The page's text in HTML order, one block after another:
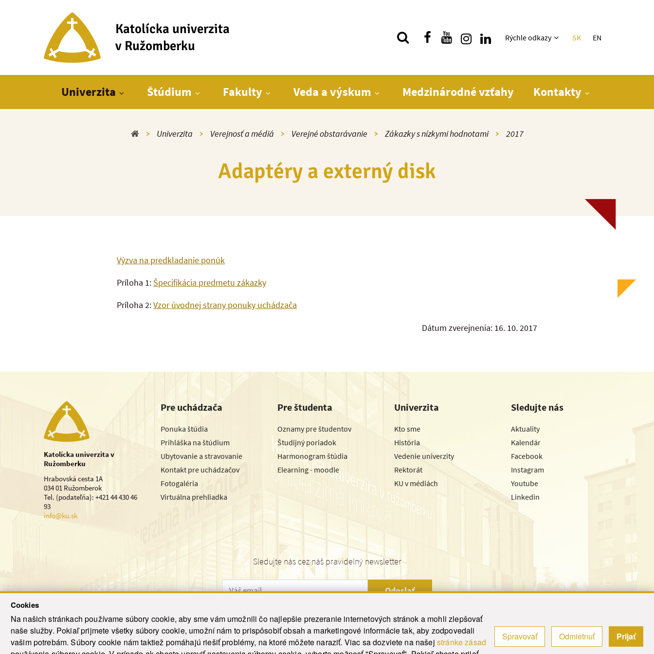
Cookies
Na našich stránkach používame súbory cookie, aby sme vám umožnili čo najlepšie prezeranie internetových stránok a mohli zlepšovať
naše služby. Pokiaľ prijmete všetky súbory cookie, umožní nám to prispôsobiť obsah a marketingové informácie tak, aby zodpovedali
vašim potrebám. Súbory cookie nám taktiež pomáhajú riešiť problémy, na ktoré môžete naraziť. Viac sa dozviete na našej stránke zásad
Spravovať Odmietnuť Prijať
Katolícka univerzita
v Ružomberku
Rýchle menu
Rýchle odkazy SK EN
Univerzita Štúdium Fakulty Veda a výskum Medzinárodné vzťahy Kontakty
DomovUniverzita Verejnosť a médiá Verejné obstarávanie Zákazky s nízkymi hodnotami 2017
Adaptéry a externý disk
Výzva na predkladanie ponúk
Príloha 1: Špecifikácia predmetu zákazky
Príloha 2:Vzor úvodnej strany ponuky uchádzača
Dátum zverejnenia: 16. 10. 2017
Katolícka univerzita v
Ružomberku
Hrabovská cesta 1A
034 01 Ružomberok
Tel. (podateľňa): +421 44 430 46
93
info@ku.sk
Pre uchádzača
Ponuka štúdia
Prihláška na štúdium
Ubytovanie a stravovanie
Kontakt pre uchádzačov
Fotogaléria
Virtuálna prehliadka
Pre študenta
Oznamy pre študentov
Študijný poriadok
Harmonogram štúdia
Elearning - moodle
Univerzita
Kto sme
História
Vedenie univerzity
Rektorát
KU v médiách
Sledujte nás
Aktuality
Kalendár
Facebook
Instagram
Youtube
Linkedin
Sledujte nás cez náš pravidelný newsletter
Odoslať
© 2021-2026 ku.sk. Všetky práva vyhradené. | Ochrana osobných údajov | Vyhlásenie o prístupnosti | Admin
This site is protected by reCAPTCHA and the Google Privacy Policy and Terms of Service apply.